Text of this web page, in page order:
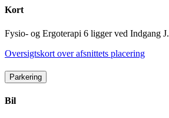
Kort
Fysio- og Ergoterapi 6 ligger ved Indgang J.
Oversigtskort over afsnittets placering
Parkering
Bil